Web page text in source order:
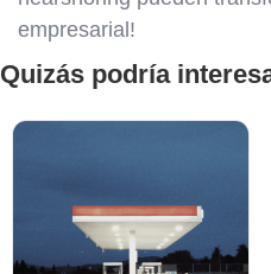
empresarial!
Quizás podría